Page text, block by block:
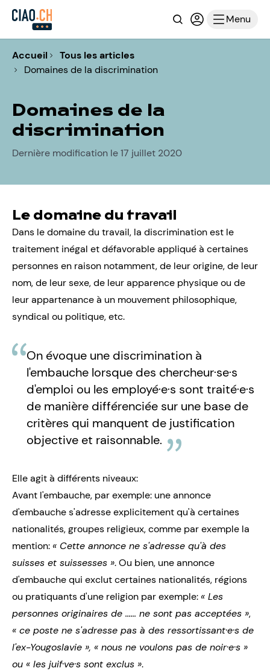
RechercheConnexion
Menu
Accueil
Tous les articles
Domaines de la discrimination
Domaines de la
discrimination
Dernière modification le 17 juillet 2020
Le domaine du travail
Dans le domaine du travail, la discrimination est le
traitement inégal et défavorable appliqué à certaines
personnes en raison notamment, de leur origine, de leur
nom, de leur sexe, de leur apparence physique ou de
leur appartenance à un mouvement philosophique,
syndical ou politique, etc.
On évoque une discrimination à
l'embauche lorsque des chercheur·se·s
d'emploi ou les employé·e·s sont traité·e·s
de manière différenciée sur une base de
critères qui manquent de justification
objective et raisonnable.
Elle agit à différents niveaux:
Avant l'embauche, par exemple: une annonce
d'embauche s'adresse explicitement qu'à certaines
nationalités, groupes religieux, comme par exemple la
mention: « Cette annonce ne s'adresse qu'à des
suisses et suissesses ». Ou bien, une annonce
d'embauche qui exclut certaines nationalités, régions
ou pratiquants d'une religion par exemple: « Les
personnes originaires de ...... ne sont pas acceptées »,
« ce poste ne s'adresse pas à des ressortissant·e·s de
l'ex-Yougoslavie », « nous ne voulons pas de noir·e·s »
ou « les juif·ve·s sont exclus ».